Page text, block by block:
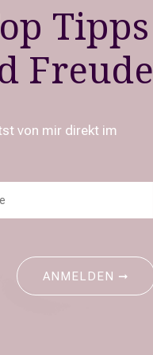
Tipps
Freude
von mir direkt im